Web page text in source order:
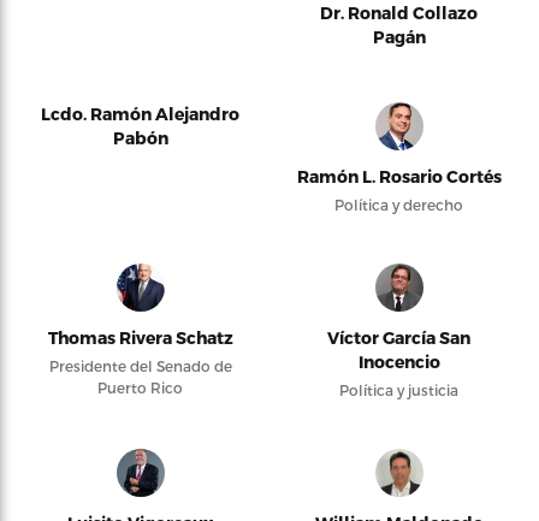
Dr. Ronald Collazo
Pagán
Lcdo. Ramón Alejandro
Pabón
Ramón L. Rosario Cortés
Política y derecho
Thomas Rivera Schatz
Presidente del Senado de
Puerto Rico
Víctor García San
Inocencio
Política y justicia